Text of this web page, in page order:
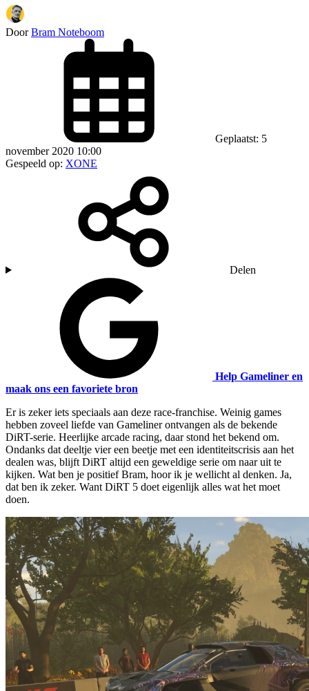
Door Bram Noteboom
Geplaatst: 5
november 2020 10:00
Gespeeld op: XONE
Delen
Help Gameliner en
maak ons een favoriete bron
Er is zeker iets speciaals aan deze race-franchise. Weinig games
hebben zoveel liefde van Gameliner ontvangen als de bekende
DiRT-serie. Heerlijke arcade racing, daar stond het bekend om.
Ondanks dat deeltje vier een beetje met een identiteitscrisis aan het
dealen was, blijft DiRT altijd een geweldige serie om naar uit te
kijken. Wat ben je positief Bram, hoor ik je wellicht al denken. Ja,
dat ben ik zeker. Want DiRT 5 doet eigenlijk alles wat het moet
doen.